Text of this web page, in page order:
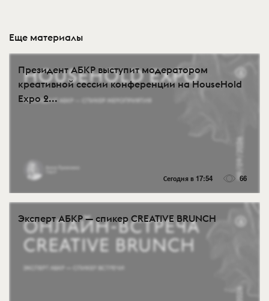
Еще материалы
Президент АБКР выступит модератором
креативной сессии конференции на HouseHold
Expo 2...
Сегодня в 17:54 66
Эксперт АБКР — спикер CREATIVE BRUNCH